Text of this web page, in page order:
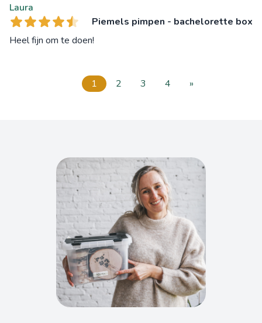
Laura
Piemels pimpen - bachelorette box
Heel fijn om te doen!
1 2 3 4 »